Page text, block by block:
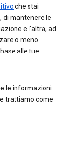
che stai
di mantenere le
e l'altra, ad
o meno
alle tue
le informazioni
trattiamo come